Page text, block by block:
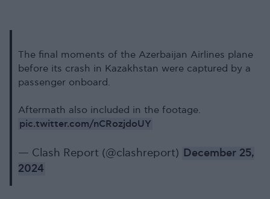
The final moments of the Azerbaijan Airlines plane
before its crash in Kazakhstan were captured by a
passenger onboard.
Aftermath also included in the footage.
pic.twitter.com/nCRozjdoUY
— Clash Report (@clashreport) December 25,
2024